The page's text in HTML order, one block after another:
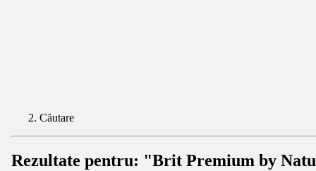
Căutare
Rezultate pentru: "Brit Premium by